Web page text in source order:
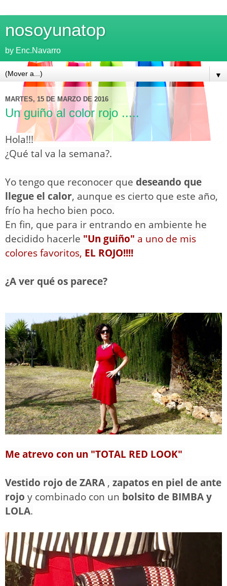
nosoyunatop
by Enc.Navarro
▼
MARTES, 15 DE MARZO DE 2016
Un guiño al color rojo .....
Hola!!!
¿Qué tal va la semana?.
Yo tengo que reconocer que deseando que
llegue el calor, aunque es cierto que este año,
frío ha hecho bien poco.
En fin, que para ir entrando en ambiente he
decidido hacerle "Un guiño" a uno de mis
colores favoritos, EL ROJO!!!!
¿A ver qué os parece?
Me atrevo con un "TOTAL RED LOOK"
Vestido rojo de ZARA , zapatos en piel de ante
rojo y combinado con un bolsito de BIMBA y
LOLA.